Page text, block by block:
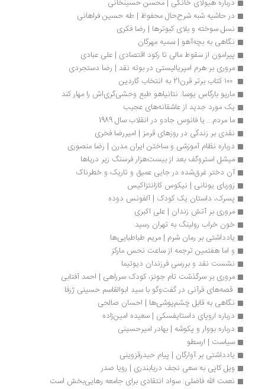
درباره هیولای خانگی | محسن حسینخانی
در حاشیه شبه شرح‌حال محفوظ | طه حسین فراهانی
نسل سوخته و بلای کبوترها | رضا فکری
نگاهی به بچه‌آهو | سمیه مهرگان
پیرامون از سقوط مالی تا رکود اقتصادی | علی عبادی
مروری بر هرم امپریالیستی در بوته نقد | رضا دستجردی
ماریو بارگاس یوسا: نتانیاهو طبع وحشی‌گری‌اش را مهار کند
یک مورد جدید از عاشقانه‌های عجیب
ما مردم... یا فانوس جادو در انقلاب سال 1989
نقدی بر زندگی در روزهای قرمز | امیررضا فخری
درباره نظام آموزشی و ساختن ایران مدرن | رضا منصوری
میشل استروگف بعد از بیست‌هزار فرسنگ زیر دریاها
آن دختر غرق‌شده در جایی عمیق و تاریک و خطرناک
زوربای یونانی | نیکوس کازانتزاکیس
پسرک، داستان یک کودک | آلفونس دوده
مروری بر آتش زندان | علی اكبری
خون خراب رولینگ به تهران رسید
یادداشتی بر رمان شرم | مریم طباطبایی‌ها
و اما هفتمین ترجمه از ساعت نحس مارکز
نشست نقد و بررسی فرزندان دیوتیما
مروری بر سرگذشت تام جونز، کودک سرراهی | احمد آفتابی
قصه‌های قرآنی در گفت‌وگو با سید ابوالقاسم حسینی ژرفا
نگاهی به قابل چشم‌پوشی‌ها | احسان صالحی
درباره اروپای داستایفسکی | سعیده امین‌زاده
درباره بووار و پکوشه | بهادر امیرحسینی
سیاست | ارسطو
یادداشتی بر آوارگان | پیام حیدرقزوینی
ویل کاپی به سعی نجف دریابندری | رویا صدر
نعمت الله فاضلی: سواد انتقادی برای جامعه رهایی‌بخش است